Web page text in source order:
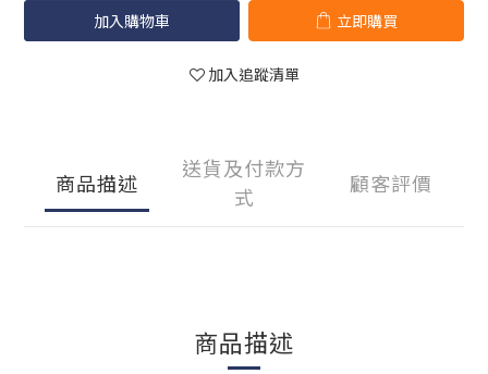
加入購物車 立即購買
加入追蹤清單
商品描述
送貨及付款方
式
顧客評價
商品描述